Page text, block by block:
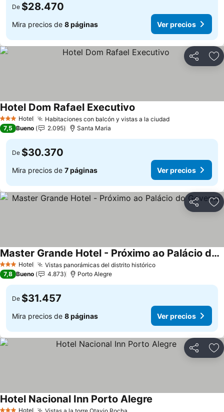
De $28.470
Mira precios de 8 páginas Ver precios
Compartir
3 Estrellas
Hotel Habitaciones con balcón y vistas a la ciudad
Hotel Dom Rafael Executivo
7,5 Bueno 2.095 Santa Maria
De $30.370
Mira precios de 7 páginas Ver precios
Compartir
3 Estrellas
Hotel Vistas panorámicas del distrito histórico
Master Grande Hotel - Próximo ao Palácio do Governo
7,8 Bueno 4.873 Porto Alegre
De $31.457
Mira precios de 8 páginas Ver precios
Compartir
Hotel Vistas a la torre Otavio Rocha
Hotel Nacional Inn Porto Alegre